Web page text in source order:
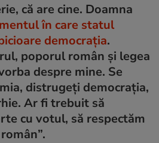
că are cine. Doamna
în care statul
democrația.
poporul român și legea
despre mine. Se
distrugeți democrația,
Ar fi trebuit să
cu votul, să respectăm